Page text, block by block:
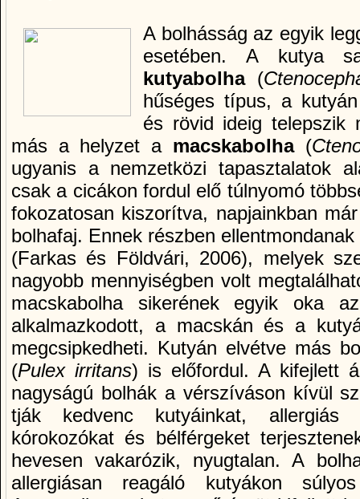
A bolhásság az egyik
esetében. A kutya
kutyabolha(
hűséges tí­pus, a
és rövid ideig telepszik
más a helyzet a macskabolha(
ugyanis a nemzetközi tapasztalatok
csak a cicákon fordul elő túlnyomó
fokozatosan kiszorí­tva, napjainkban
bolhafaj. Ennek részben
(Farkas és Földvári, 2006), melyek
nagyobb mennyiségben volt
macskabolha sikerének egyik oka
alkalmazkodott, a macskán és a
megcsipkedheti. Kutyán elvétve más
(Pulex irritans) is előfordul. A kifejlett
nagyságú bolhák a vérszí­váson kí­vül
tják kedvenc kutyáinkat, allergiás
kórokozókat és bélférgeket
hevesen vakarózik, nyugtalan. A
allergiásan reagáló kutyákon